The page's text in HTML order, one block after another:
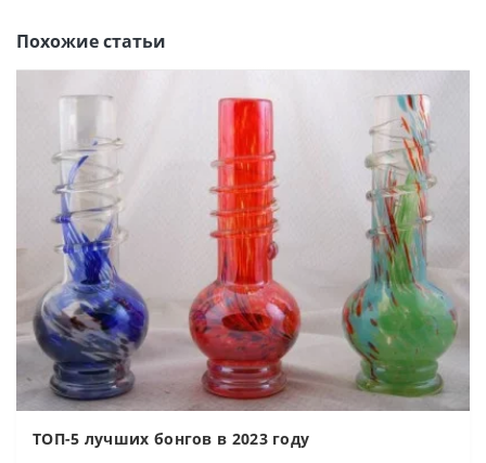
Похожие статьи
ТОП-5 лучших бонгов в 2023 году